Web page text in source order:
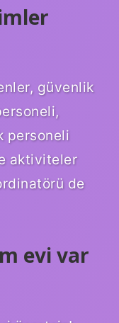
güvenlik
personeli
aktiviteler
de
evi var